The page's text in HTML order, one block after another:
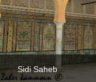
Sidi Saheb